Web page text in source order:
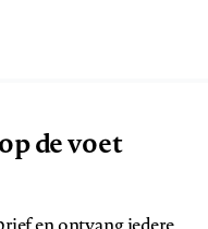
de voet